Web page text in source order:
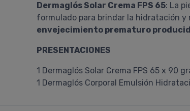
Dermaglós Solar Crema FPS 65: La
formulado para brindar la hidratación
envejecimiento prematuro
PRESENTACIONES
1 Dermaglós Solar Crema FPS 65 x 90
1 Dermaglós Corporal Emulsión